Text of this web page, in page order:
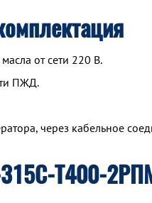
от сети 220 В.
ПЖД.
через кабельное
Т400-